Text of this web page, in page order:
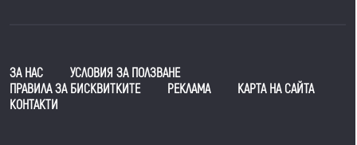
ЗА НАС
УСЛОВИЯ ЗА ПОЛЗВАНЕ
ПРАВИЛА ЗА БИСКВИТКИТЕ
РЕКЛАМА
КАРТА НА САЙТА
КОНТАКТИ